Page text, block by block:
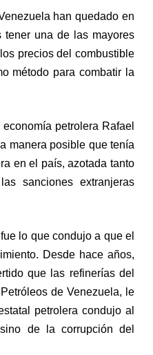
han quedado en
tener una de las mayores
precios del combustible
método para combatir la
petrolera Rafael
manera posible que tenía
en el país, azotada tanto
sanciones extranjeras
lo que condujo a que el
Desde hace años,
que las refinerías del
de Venezuela, le
petrolera condujo al
de la corrupción del